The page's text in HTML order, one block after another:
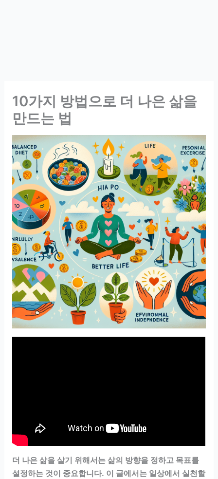
10가지 방법으로 더 나은 삶을
만드는 법
더 나은 삶을 살기 위해서는 삶의 방향을 정하고 목표를
설정하는 것이 중요합니다. 이 글에서는 일상에서 실천할